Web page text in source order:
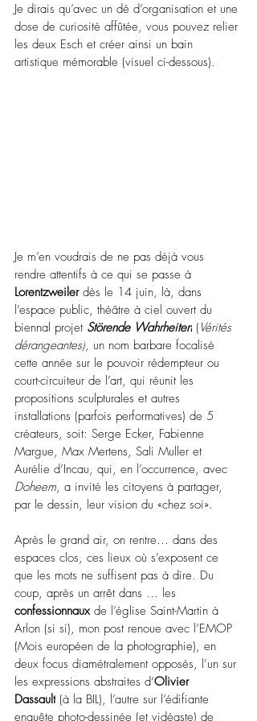
Je dirais qu’avec un dé d’organisation et une
dose de curiosité affûtée, vous pouvez relier
les deux Esch et créer ainsi un bain
artistique mémorable (visuel ci-dessous).
Je m’en voudrais de ne pas déjà vous
rendre attentifs à ce qui se passe à
Lorentzweiler dès le 14 juin, là, dans
l’espace public, théâtre à ciel ouvert du
biennal projet Störende Wahrheiten ( Vérités
dérangeantes), un nom barbare focalisé
cette année sur le pouvoir rédempteur ou
court-circuiteur de l’art, qui réunit les
propositions sculpturales et autres
installations (parfois performatives) de 5
créateurs, soit: Serge Ecker, Fabienne
Margue, Max Mertens, Sali Muller et
Aurélie d’Incau, qui, en l’occurrence, avec
Doheem, a invité les citoyens à partager,
par le dessin, leur vision du «chez soi».
Après le grand air, on rentre… dans des
espaces clos, ces lieux où s’exposent ce
que les mots ne suffisent pas à dire. Du
coup, après un arrêt dans … les
confessionnaux de l’église Saint-Martin à
Arlon (si si), mon post renoue avec l’EMOP
(Mois européen de la photographie), en
deux focus diamétralement opposés, l’un sur
les expressions abstraites d’Olivier
Dassault (à la BIL), l’autre sur l’édifiante
enquête photo-dessinée (et vidéaste) de